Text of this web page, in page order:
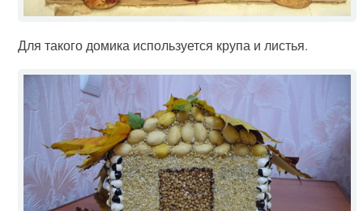
Для такого домика используется крупа и листья.